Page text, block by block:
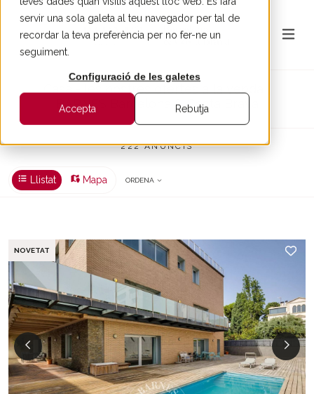
servir una sola galeta al teu navegador per tal de
recordar la teva preferència per no fer-ne un
seguiment.
Configuració de les galetes
Accepta Rebutja
Casa - les nostres ofertes a la venda |
BARNES Barcelona & Costa Brava
222 ANUNCIS
Llistat Mapa ORDENA
NOVETAT